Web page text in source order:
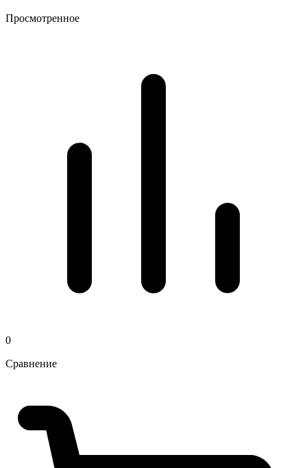
Просмотренное
0
Сравнение